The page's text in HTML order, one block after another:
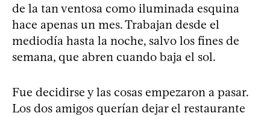
de la tan ventosa como iluminada esquina
hace apenas un mes. Trabajan desde el
mediodía hasta la noche, salvo los fines de
semana, que abren cuando baja el sol.
Fue decidirse y las cosas empezaron a pasar.
Los dos amigos querían dejar el restaurante